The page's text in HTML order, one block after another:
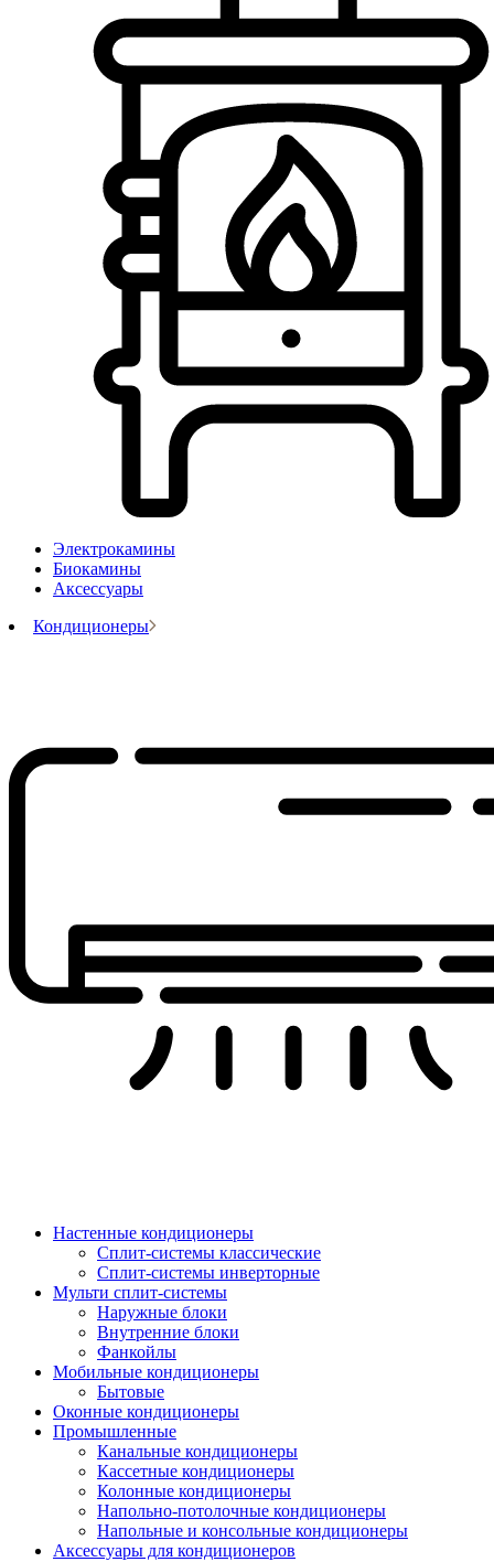
Электрокамины
Биокамины
Аксессуары
Кондиционеры
Настенные кондиционеры
Сплит-системы классические
Сплит-системы инверторные
Мульти сплит-системы
Наружные блоки
Внутренние блоки
Фанкойлы
Мобильные кондиционеры
Бытовые
Оконные кондиционеры
Промышленные
Канальные кондиционеры
Кассетные кондиционеры
Колонные кондиционеры
Напольно-потолочные кондиционеры
Напольные и консольные кондиционеры
Аксессуары для кондиционеров